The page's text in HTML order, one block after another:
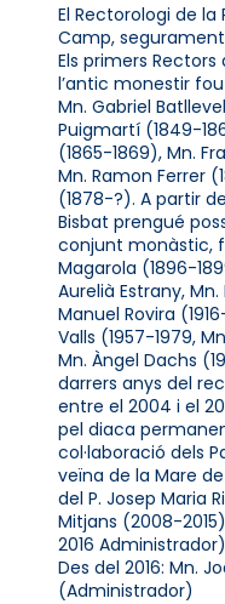
El Rectorologi de la
Camp,
Els primers Rectors
l’antic monestir
Mn. Gabriel
Puigmartí (1849-
(1865-1869), Mn.
Mn. Ramon Ferrer
(1878-?). A partir
Bisbat prengué
conjunt monàstic,
Magarola (1896-
Aurelià Estrany, Mn.
Manuel Rovira
Valls (1957-1979,
Mn. Àngel Dachs
darrers anys del
entre el 2004 i el
pel diaca
col·laboració dels
veïna de la Mare
del P. Josep Maria
Mitjans (2008-
2016
Des del 2016: Mn.
(Administrador)